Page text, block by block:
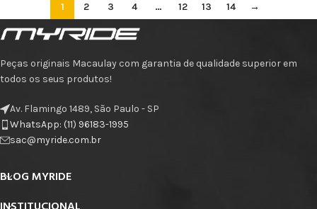
1 2 3 4 … 12 13 14 →
Peças originais Macaulay com garantia de qualidade superior em
todos os seus produtos!
Av. Flamingo 1489, São Paulo - SP
WhatsApp: (11) 96183-1995
sac@myride.com.br
BLOG MYRIDE